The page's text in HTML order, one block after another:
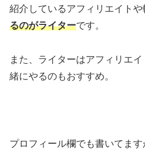
紹介しているアフィリエイトや
るのがライターです。
また、ライターはアフィリエ
緒にやるのもおすすめ。
プロフィール欄でも書いてま